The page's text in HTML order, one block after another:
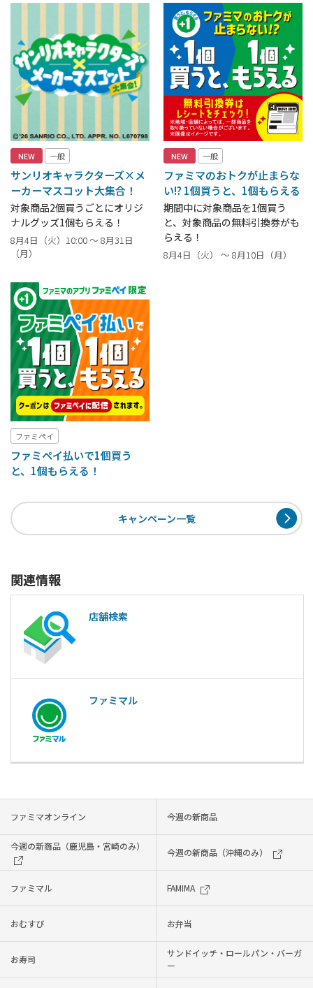
NEW 一般
サンリオキャラクターズ×メ
ーカーマスコット大集合！
対象商品2個買うごとにオリジ
ナルグッズ1個もらえる！
8月4日（火）10:00 ～ 8月31日
（月）
NEW 一般
ファミマのおトクが止まらな
い!? 1個買うと、1個もらえる
期間中に対象商品を1個買う
と、対象商品の無料引換券がも
らえる！
8月4日（火） ～ 8月10日（月）
ファミペイ
ファミペイ払いで1個買う
と、1個もらえる！
キャンペーン一覧
関連情報
店舗検索
ファミマル
ファミマオンライン 今週の新商品
今週の新商品（鹿児島・宮崎のみ）
今週の新商品（沖縄のみ）
ファミマル FAMIMA
おむすび お弁当
お寿司
サンドイッチ・ロールパン・バーガ
ー